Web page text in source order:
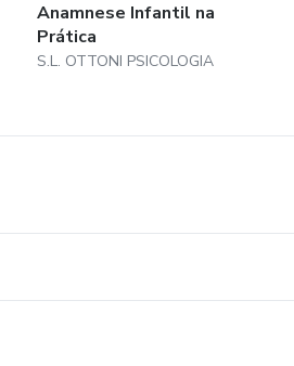
Anamnese Infantil na
Prática
S.L. OTTONI PSICOLOGIA